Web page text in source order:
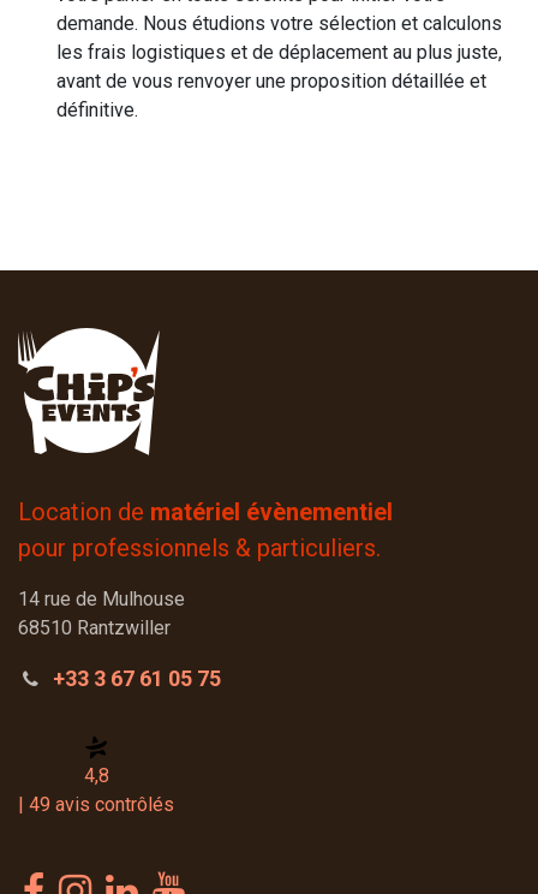
demande. Nous étudions votre sélection et calculons
les frais logistiques et de déplacement au plus juste,
avant de vous renvoyer une proposition détaillée et
définitive.
Location de matériel évènementiel
pour professionnels & particuliers.
14 rue de Mulhouse
68510 Rantzwiller
+33 3 67 61 05 75
4,8
| 49 avis contrôlés